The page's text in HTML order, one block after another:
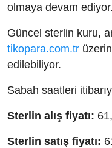
olmaya devam ediyor.
Güncel sterlin kuru,
tikopara.com.tr
edilebiliyor.
Sabah saatleri
Sterlin alış fiyatı:
Sterlin satış fiyatı: